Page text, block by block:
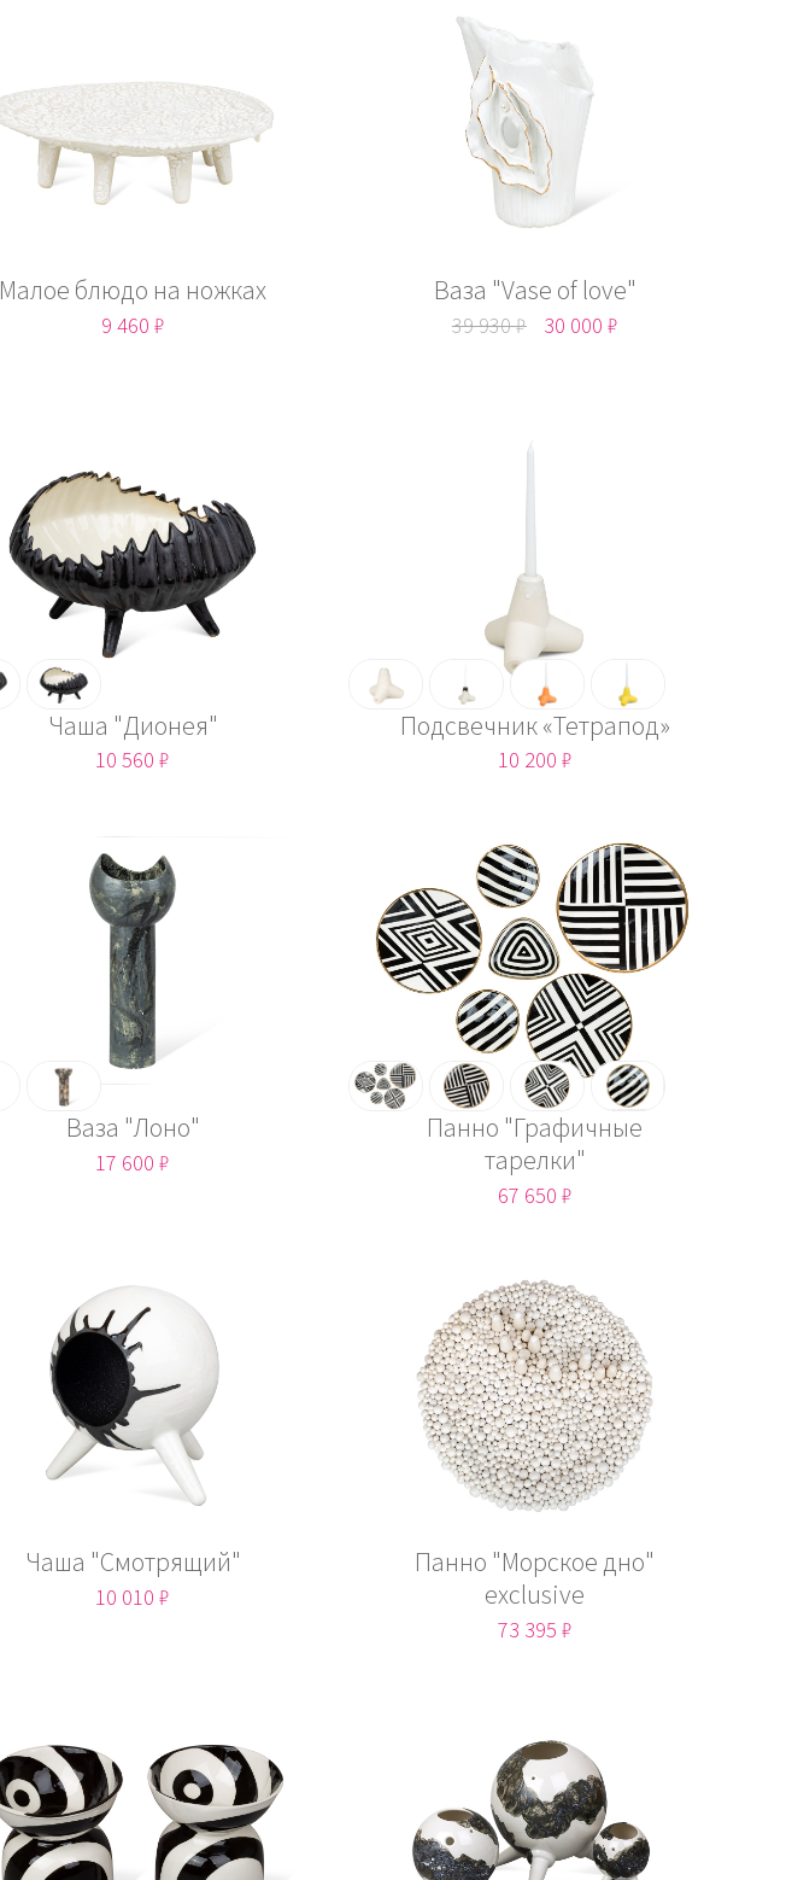
Малое блюдо на ножках
9 460 ₽
Ваза "Vase of love"
39 930 ₽ 30 000 ₽
Чаша "Дионея"
10 560 ₽
Подсвечник «Тетрапод»
10 200 ₽
Ваза "Лоно"
17 600 ₽
Панно "Графичные
тарелки"
67 650 ₽
Чаша "Смотрящий"
10 010 ₽
Панно "Морское дно"
exclusive
73 395 ₽